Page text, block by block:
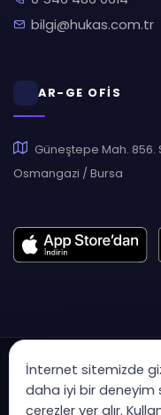
bilgi@hukas.com.tr
AR-GE OFİS
Güneştepe Mah. 856.
Osmangazi / Bursa
İnternet sitemizde
daha iyi bir deneyim
çerezler yer alır.